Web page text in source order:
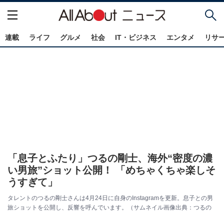
連載 ライフ グルメ 社会 IT・ビジネス エンタメ リサ
「息子とふたり」つるの剛士、海外“密度の濃
い男旅”ショット公開！ 「めちゃくちゃ楽しそ
うすぎて」
タレントのつるの剛士さんは4月24日に自身のInstagramを更新。息子との男
旅ショットを公開し、反響を呼んでいます。（サムネイル画像出典：つるの